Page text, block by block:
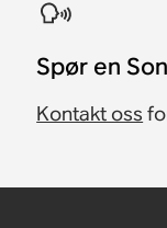
​Spør en
Kontakt oss